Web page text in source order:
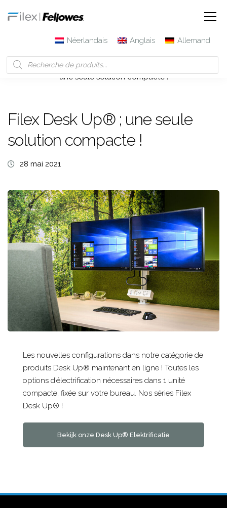
Néerlandais Anglais Allemand
Filex | Fellowes Blog
une seule solution compacte !
Filex Desk Up® ; une seule
solution compacte !
28 mai 2021
Les nouvelles configurations dans notre catégorie de
produits Desk Up® maintenant en ligne ! Toutes les
options d’électrification nécessaires dans 1 unité
compacte, fixée sur votre bureau. Nos séries Filex
Desk Up® !
Bekijk onze Desk Up® Elektrificatie